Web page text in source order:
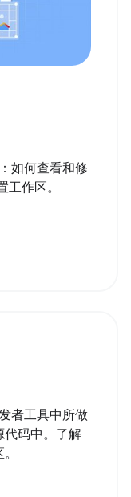
如何查看和修
作区。
者工具中所做
代码中。了解